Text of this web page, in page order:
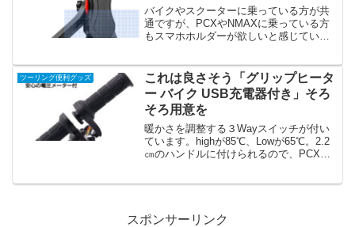
バイクやスクーターに乗っている方が共
通ですが、PCXやNMAXに乗っている方
もスマホホルダーが欲しいと感じている
が、NMAXはハンドルバーなど取り付け
ないとそもそもスマホホルダーが装着で
きません。ミラーの付け根の部分に取り
付けることができるスマホホルダーがあ
るのはご存じでしょうか。このタイプな
ら、PCX、NMAXや他のバイクにも取り
付けが可能。また、3方向に動かすことが
できるのでポジションの自由度が高く、
くることができます。
ツーリング便利グッズ
これは良さそう「グリップヒータ
ー バイク USB充電器付き」そろ
そろ用意を
暖かさを調整する３Wayスイッチが付い
ています。highが85℃、Lowが65℃。2.2
㎝のハンドルに付けられるので、PCXに
スポンサーリンク